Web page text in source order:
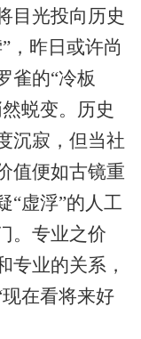
目光投向历史
，昨日或许尚
雀的“冷板
蜕变。历史
沉寂，但当社
值便如古镜重
“虚浮”的人工
。专业之价
专业的关系，
在看将来好